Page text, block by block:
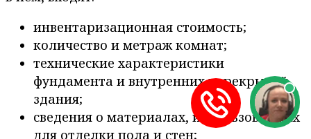
инвентаризационная стоимость;
количество и метраж комнат;
технические характеристики
фундамента и внутренних перекрытий
здания;
сведения о материалах, использованных
для отделки пола и стен;